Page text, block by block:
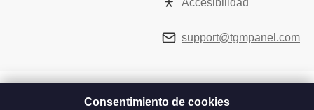
support@tgmpanel.com
Consentimiento de cookies